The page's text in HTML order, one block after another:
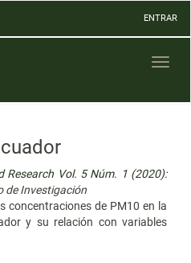
ENTRAR
Research Vol. 5 Núm. 1 (2020):
de Investigación
concentraciones de PM10 en la
y su relación con variables